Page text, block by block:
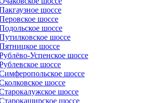
шоссе
шоссе
шоссе
шоссе
шоссе
Успенское шоссе
шоссе
шоссе
шоссе
шоссе
шоссе